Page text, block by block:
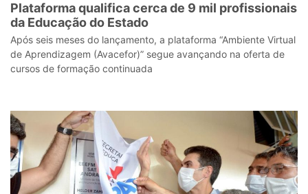
Plataforma qualifica cerca de 9 mil profissionais
da Educação do Estado
Após seis meses do lançamento, a plataforma “Ambiente Virtual
de Aprendizagem (Avacefor)” segue avançando na oferta de
cursos de formação continuada